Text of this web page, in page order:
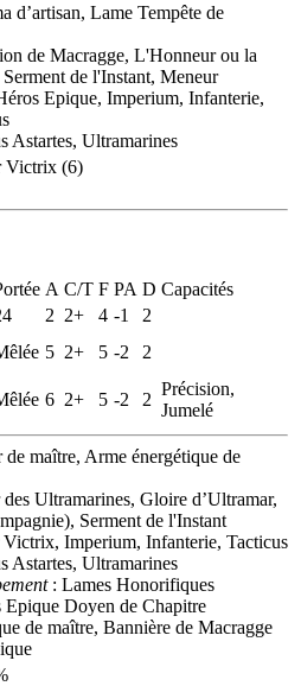
d’artisan, Lame Tempête de
de Macragge, L'Honneur ou la
de l'Instant, Meneur
Epique, Imperium, Infanterie,
Astartes, Ultramarines
Victrix (6)
A C/T F PA D Capacités
2 2+ 4 -1
2
5 2+ 5 -2 2
6 2+ 5 -2 2
Précision,
Jumelé
maître, Arme énergétique de
Ultramarines, Gloire d’Ultramar,
Serment de l'Instant
Imperium, Infanterie, Tacticus
Astartes, Ultramarines
: Lames Honorifiques
Epique Doyen de Chapitre
de maître, Bannière de Macragge